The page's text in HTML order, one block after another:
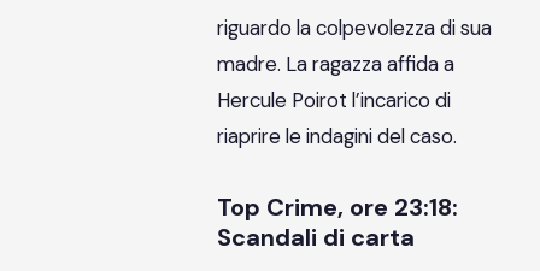
riguardo la colpevolezza di sua
madre. La ragazza affida a
Hercule Poirot l’incarico di
riaprire le indagini del caso.
Top Crime, ore 23:18:
Scandali di carta